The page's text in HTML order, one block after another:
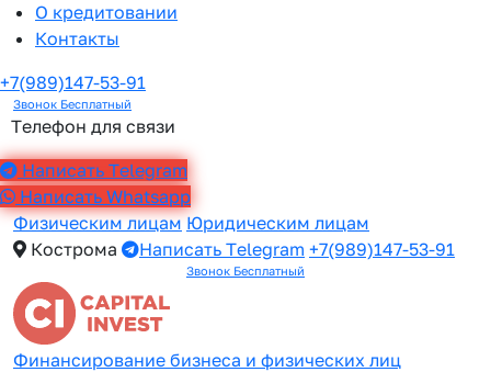
О кредитовании
Контакты
+7(989)147-53-91
Звонок Бесплатный
Телефон для связи
Написать Telegram
Написать Whatsapp
Физическим лицам Юридическим лицам
Кострома
Написать Telegram +7(989)147-53-91
Звонок Бесплатный
Финансирование бизнеса и физических лиц